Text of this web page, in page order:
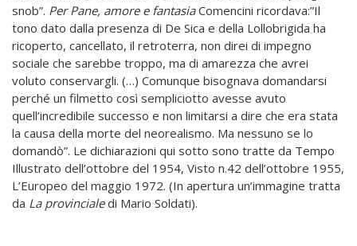
snob”. Per Pane, amore e fantasiaComencini ricordava:”Il
tono dato dalla presenza di De Sica e della Lollobrigida ha
ricoperto, cancellato, il retroterra, non direi di impegno
sociale che sarebbe troppo, ma di amarezza che avrei
voluto conservargli. (…) Comunque bisognava domandarsi
perché un filmetto così sempliciotto avesse avuto
quell’incredibile successo e non limitarsi a dire che era stata
la causa della morte del neorealismo. Ma nessuno se lo
domandò”. Le dichiarazioni qui sotto sono tratte da Tempo
Illustrato dell’ottobre del 1954, Visto n.42 dell’ottobre 1955,
L’Europeo del maggio 1972. (In apertura un’immagine tratta
da La provincialedi Mario Soldati).